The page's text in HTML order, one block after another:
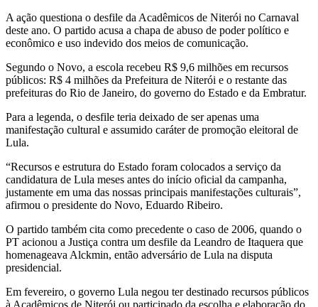
A ação questiona o desfile da Acadêmicos de Niterói no Carnaval
deste ano. O partido acusa a chapa de abuso de poder político e
econômico e uso indevido dos meios de comunicação.
Segundo o Novo, a escola recebeu R$ 9,6 milhões em recursos
públicos: R$ 4 milhões da Prefeitura de Niterói e o restante das
prefeituras do Rio de Janeiro, do governo do Estado e da Embratur.
Para a legenda, o desfile teria deixado de ser apenas uma
manifestação cultural e assumido caráter de promoção eleitoral de
Lula.
“Recursos e estrutura do Estado foram colocados a serviço da
candidatura de Lula meses antes do início oficial da campanha,
justamente em uma das nossas principais manifestações culturais”,
afirmou o presidente do Novo, Eduardo Ribeiro.
O partido também cita como precedente o caso de 2006, quando o
PT acionou a Justiça contra um desfile da Leandro de Itaquera que
homenageava Alckmin, então adversário de Lula na disputa
presidencial.
Em fevereiro, o governo Lula negou ter destinado recursos públicos
à Acadêmicos de Niterói ou participado da escolha e elaboração do